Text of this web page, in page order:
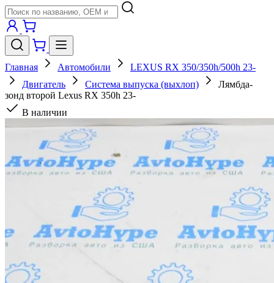
Главная Автомобили
LEXUS RX 350/350h/500h 23-
Двигатель
Система выпуска (выхлоп)
Лямбда-
зонд второй Lexus RX 350h 23-
В наличии